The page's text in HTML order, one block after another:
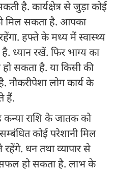
है. कार्यक्षेत्र से जुड़ा कोई
मिल सकता है. आपका
हफ्ते के मध्य में स्वास्थ्य
ध्यान रखें. फिर भाग्य का
हो सकता है. या किसी की
नौकरीपेशा लोग कार्य के
हैं.
कन्या राशि के जातक को
कोई परेशानी मिल
धन तथा व्यापार से
सफल हो सकता है. लाभ के